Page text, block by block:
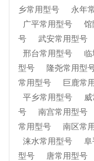
乡常用型号
永年
广平常用型号
馆
号
武安常用型号
邢台常用型号
临
型号
隆尧常用型
常用型号
巨鹿常
平乡常用型号
号
南宫常用型号
常用型号
南区常
涞水常用型号
阜
型号
唐常用型号